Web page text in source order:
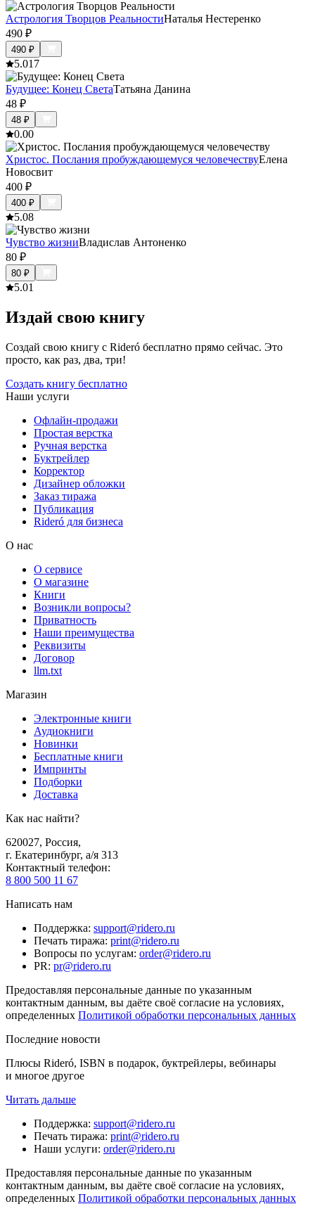
Астрология Творцов РеальностиНаталья Нестеренко
490 ₽
490 ₽
5.017
Будущее: Конец СветаТатьяна Данина
48 ₽
48 ₽
0.00
Христос. Послания пробуждающемуся человечествуЕлена
Новосвит
400 ₽
400 ₽
5.08
Чувство жизниВладислав Антоненко
80 ₽
80 ₽
5.01
Издай свою книгу
Создай свою книгу с Rideró бесплатно прямо сейчас. Это
просто, как раз, два, три!
Создать книгу бесплатно
Наши услуги
Офлайн-продажи
Простая верстка
Ручная верстка
Буктрейлер
Корректор
Дизайнер обложки
Заказ тиража
Публикация
Rideró для бизнеса
О нас
О сервисе
О магазине
Книги
Возникли вопросы?
Приватность
Наши преимущества
Реквизиты
Договор
llm.txt
Магазин
Электронные книги
Аудиокниги
Новинки
Бесплатные книги
Импринты
Подборки
Доставка
Как нас найти?
620027, Россия,
г. Екатеринбург, а/я 313
Контактный телефон:
8 800 500 11 67
Написать нам
Поддержка: support@ridero.ru
Печать тиража: print@ridero.ru
Вопросы по услугам: order@ridero.ru
PR: pr@ridero.ru
Предоставляя персональные данные по указанным
контактным данным, вы даёте своё согласие на условиях,
определенных Политикой обработки персональных данных
Последние новости
Плюсы Rideró, ISBN в подарок, буктрейлеры, вебинары
и многое другое
Читать дальше
Поддержка: support@ridero.ru
Печать тиража: print@ridero.ru
Наши услуги: order@ridero.ru
Предоставляя персональные данные по указанным
контактным данным, вы даёте своё согласие на условиях,
определенных Политикой обработки персональных данных